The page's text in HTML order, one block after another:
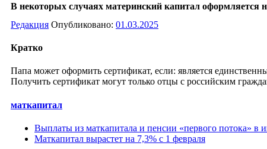
В некоторых случаях материнский капитал оформляется
Редакция Опубликовано: 01.03.2025
Кратко
Папа может оформить сертификат, если: является
Получить сертификат могут только отцы с российским
маткапитал
Выплаты из маткапитала и пенсии «первого потока» в
Маткапитал вырастет на 7,3% с 1 февраля